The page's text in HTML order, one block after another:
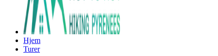
Hjem
Turer